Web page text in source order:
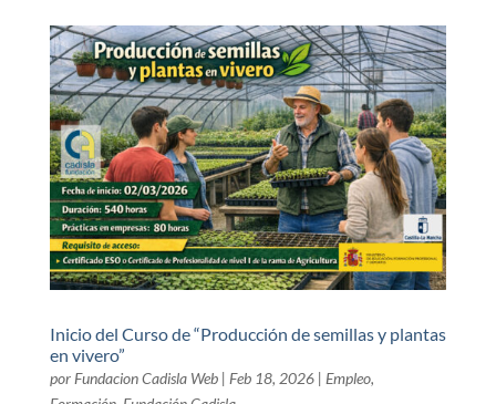
Inicio del Curso de “Producción de semillas y plantas
en vivero”
por Fundacion Cadisla Web| Feb 18, 2026| Empleo,